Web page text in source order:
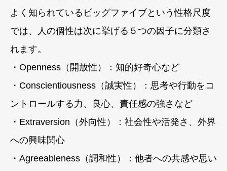
よく知られているビッグファイブという性格尺度
では、人の個性は次に挙げる５つの因子に分類さ
れます。
・Openness（開放性）：知的好奇心など
・Conscientiousness（誠実性）：思考や行動をコ
ントロールする力、良心、責任感の強さなど
・Extraversion（外向性）：社会性や活発さ、外界
への興味関心
・Agreeableness（調和性）：他者への共感や思い